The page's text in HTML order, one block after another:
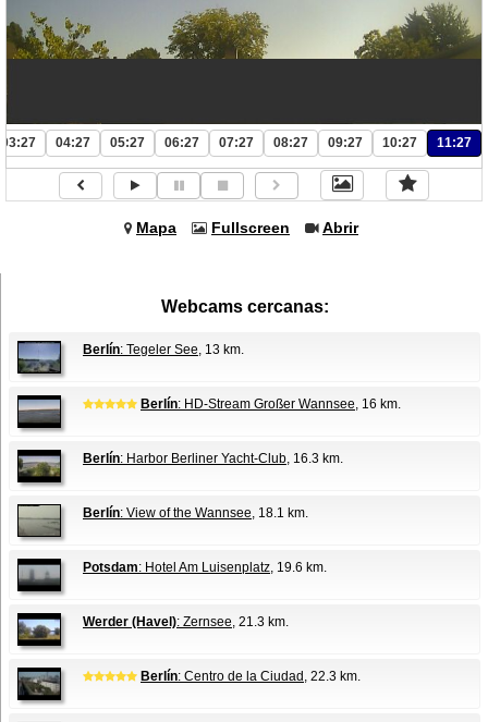
03:27 04:27 05:27 06:27 07:27 08:27 09:27 10:27 11:27
Mapa Fullscreen Abrir
Webcams cercanas:
Berlín: Tegeler See, 13 km.
Berlín: HD-Stream Großer Wannsee, 16 km.
Berlín: Harbor Berliner Yacht-Club, 16.3 km.
Berlín: View of the Wannsee, 18.1 km.
Potsdam: Hotel Am Luisenplatz, 19.6 km.
Werder (Havel): Zernsee, 21.3 km.
Berlín: Centro de la Ciudad , 22.3 km.